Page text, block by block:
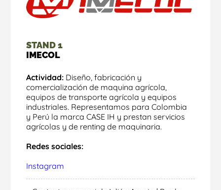
STAND 1
IMECOL
Actividad: Diseño, fabricación y
comercialización de maquina agrícola,
equipos de transporte agrícola y equipos
industriales. Representamos para Colombia
y Perú la marca CASE IH y prestan servicios
agrícolas y de renting de maquinaria.
Redes sociales:
Instagram